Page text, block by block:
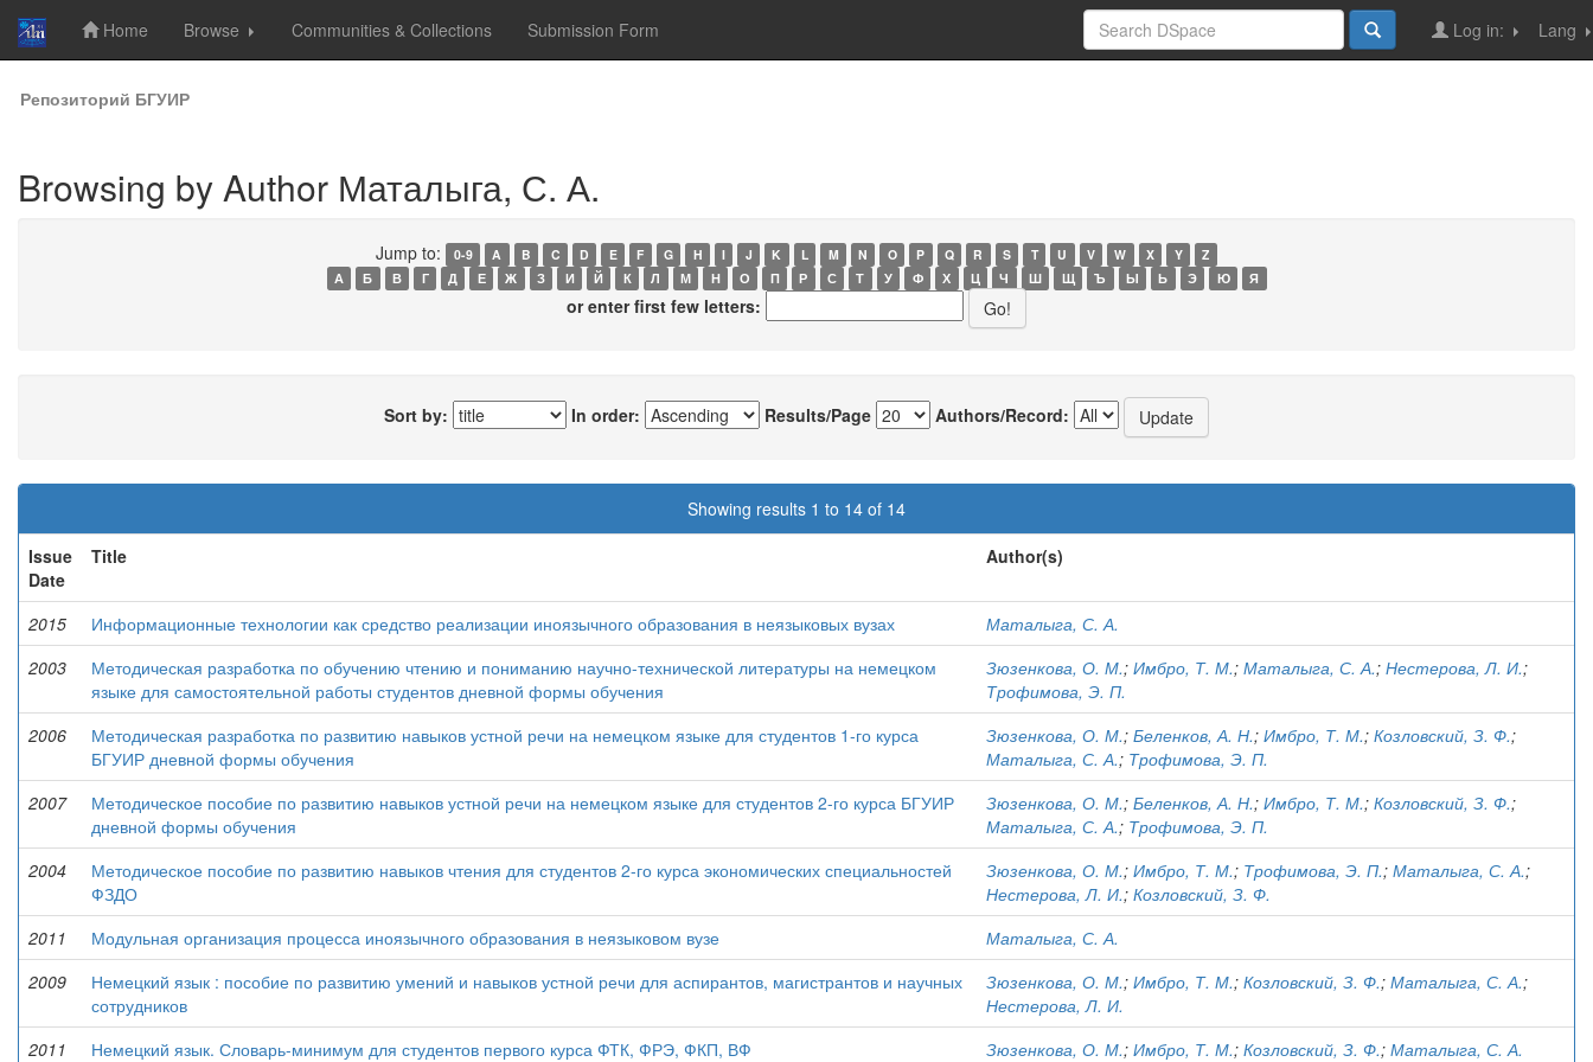
Skip
navigation
Home Browse Communities & Collections Submission Form Lang
Log in:
Репозиторий БГУИР
Browsing by Author Маталыга, С. А.
Jump to: 0-9 A B C D E F G H I J K L M N O P Q R S T U V W X Y
Z
А
Б В Г Д Е Ж З И Й К Л М Н О П Р С Т У Ф Х Ц Ч Ш Щ Ъ Ы Ь Э Ю Я
or enter first few letters:
Sort by: In order: Results/Page Authors/Record:
Showing results 1 to 14 of 14
Issue
Date
Title Author(s)
2015 Информационные технологии как средство реализации иноязычного образования в неязыковых вузах
Маталыга, С. А.
2003
Методическая разработка по обучению чтению и пониманию научно-технической литературы на немецком
языке для самостоятельной работы студентов дневной формы обучения
Зюзенкова, О. М.; Имбро, Т. М.; Маталыга, С. А.; Нестерова, Л. И.;
Трофимова, Э. П.
2006
Методическая разработка по развитию навыков устной речи на немецком языке для студентов 1-го курса
БГУИР дневной формы обучения
Зюзенкова, О. М.; Беленков, А. Н.; Имбро, Т. М.; Козловский, З. Ф.;
Маталыга, С. А.; Трофимова, Э. П.
2007
Методическое пособие по развитию навыков устной речи на немецком языке для студентов 2-го курса БГУИР
дневной формы обучения
Зюзенкова, О. М.; Беленков, А. Н.; Имбро, Т. М.; Козловский, З. Ф.;
Маталыга, С. А.; Трофимова, Э. П.
2004
Методическое пособие по развитию навыков чтения для студентов 2-го курса экономических специальностей
ФЗДО
Зюзенкова, О. М.; Имбро, Т. М.; Трофимова, Э. П.; Маталыга, С. А.;
Нестерова, Л. И.; Козловский, З. Ф.
2011
Модульная организация процесса иноязычного образования в неязыковом вузе
Маталыга, С. А.
2009
Немецкий язык : пособие по развитию умений и навыков устной речи для аспирантов, магистрантов и научных
сотрудников
Зюзенкова, О. М.; Имбро, Т. М.; Козловский, З. Ф.; Маталыга, С. А.;
Нестерова, Л. И.
2011
Немецкий язык. Словарь-минимум для студентов первого курса ФТК, ФРЭ, ФКП, ВФ Зюзенкова, О. М.; Имбро, Т. М.; Козловский, З. Ф.; Маталыга, С. А.